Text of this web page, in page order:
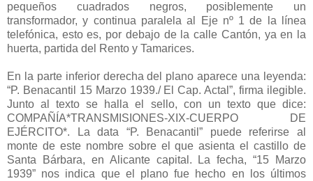
pequeños cuadrados negros, posiblemente un
transformador, y continua paralela al Eje nº 1 de la línea
telefónica, esto es, por debajo de la calle Cantón, ya en la
huerta, partida del Rento y Tamarices.
En la parte inferior derecha del plano aparece una leyenda:
“P. Benacantil 15 Marzo 1939./ El Cap. Actal”, firma ilegible.
Junto al texto se halla el sello, con un texto que dice:
COMPAÑÍA*TRANSMISIONES-XIX-CUERPO DE
EJÉRCITO*. La data “P. Benacantil” puede referirse al
monte de este nombre sobre el que asienta el castillo de
Santa Bárbara, en Alicante capital. La fecha, “15 Marzo
1939” nos indica que el plano fue hecho en los últimos